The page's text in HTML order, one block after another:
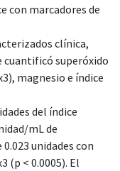
con marcadores de
clínica,
superóxido
magnesio e índice
del índice
mL de
unidades con
(p < 0.0005). El